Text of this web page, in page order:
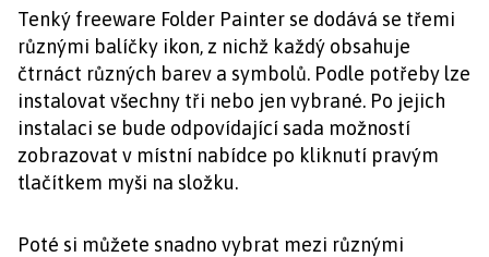
Tenký freeware Folder Painter se dodává se třemi
různými balíčky ikon, z nichž každý obsahuje
čtrnáct různých barev a symbolů. Podle potřeby lze
instalovat všechny tři nebo jen vybrané. Po jejich
instalaci se bude odpovídající sada možností
zobrazovat v místní nabídce po kliknutí pravým
tlačítkem myši na složku.
Poté si můžete snadno vybrat mezi různými